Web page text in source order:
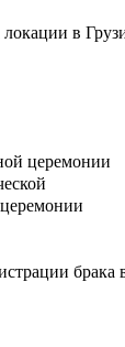
локации в
церемонии
брака